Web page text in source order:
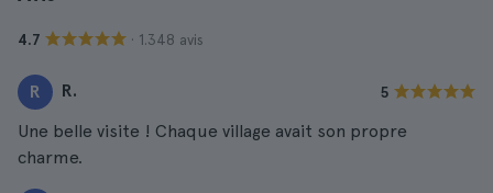
4.7 · 1.348 avis
R R. 5
Une belle visite ! Chaque village avait son propre
charme.